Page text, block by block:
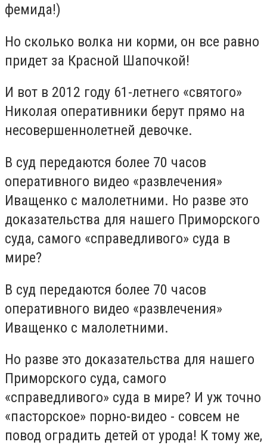
фемида!)
Но сколько волка ни корми, он все равно
придет за Красной Шапочкой!
И вот в 2012 году 61-летнего «святого»
Николая оперативники берут прямо на
несовершеннолетней девочке.
В суд передаются более 70 часов
оперативного видео «развлечения»
Иващенко с малолетними. Но разве это
доказательства для нашего Приморского
суда, самого «справедливого» суда в
мире?
В суд передаются более 70 часов
оперативного видео «развлечения»
Иващенко с малолетними.
Но разве это доказательства для нашего
Приморского суда, самого
«справедливого» суда в мире? И уж точно
«пасторское» порно-видео - совсем не
повод оградить детей от урода! К тому же,